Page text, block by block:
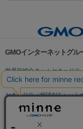
GMOインターネットグル
世界初総合ネットセキュリテ
パスワード漏洩診断
Web
セキュリティ相談AIチャット
実在証明・盗聴対策